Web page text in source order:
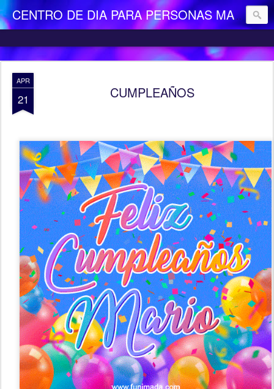
CENTRO DE DIA PARA PERSONAS MAYORES DEPENDIENTES "LA CAMOCHA"
APR
21 CUMPLEAÑOS